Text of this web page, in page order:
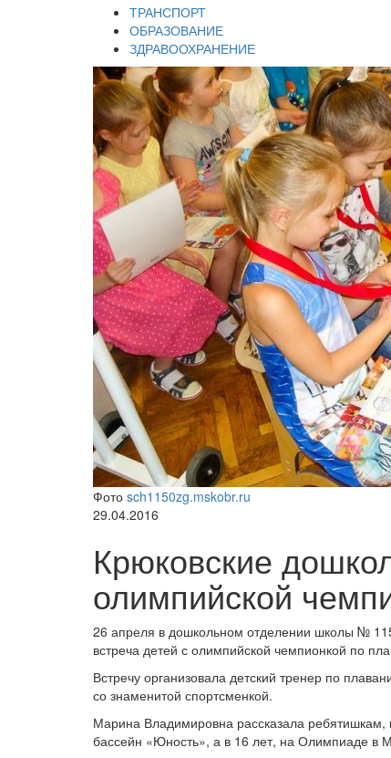
ТРАНСПОРТ
ОБРАЗОВАНИЕ
ЗДРАВООХРАНЕНИЕ
Фото sch1150zg.mskobr.ru
29.04.2016
Крюковские
олимпийской
26 апреля в дошкольном отделении школы №
встреча детей с олимпийской чемпионкой по
Встречу организовала детский тренер по
со знаменитой спортсменкой.
Марина Владимировна рассказала ребятишкам,
бассейн «Юность», а в 16 лет, на Олимпиаде в